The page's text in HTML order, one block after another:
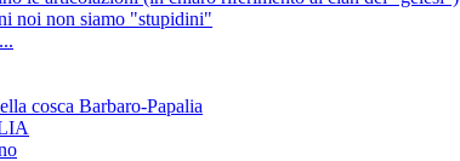
noi non siamo "stupidini"
cosca Barbaro-Papalia